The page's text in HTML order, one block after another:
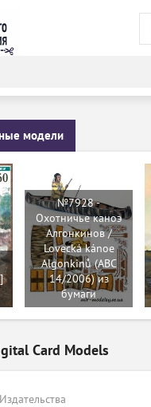
модели
№7928 -
Охотничье каноэ
Алгонкинов /
Lovecká kánoe
Algonkinů (ABC
14/2006) из
бумаги
Card Models
Издательства